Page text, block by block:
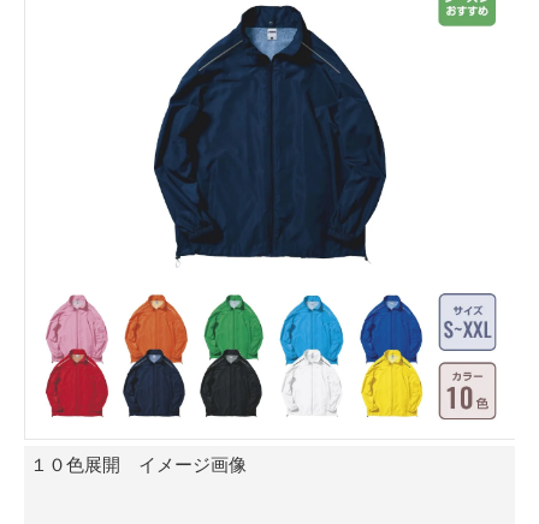
１０色展開 イメージ画像